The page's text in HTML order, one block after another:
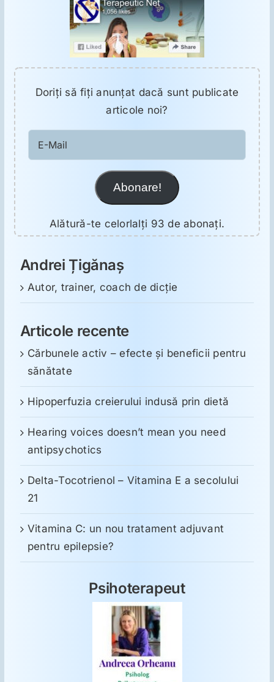
Doriţi să fiţi anunţat dacă sunt publicate
articole noi?
Mail
Abonare!
Alătură-te celorlalți 93 de abonați.
Andrei Țigănaș
Autor, trainer, coach de dicție
Articole recente
Cărbunele activ – efecte și beneficii pentru
sănătate
Hipoperfuzia creierului indusă prin dietă
Hearing voices doesn’t mean you need
antipsychotics
Delta-Tocotrienol – Vitamina E a secolului
21
Vitamina C: un nou tratament adjuvant
pentru epilepsie?
Psihoterapeut